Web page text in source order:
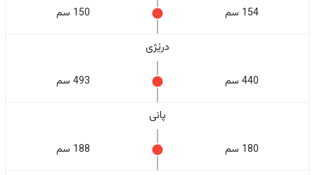
154 سم 150 سم
درێژی
440 سم 493 سم
پانی
180 سم 188 سم